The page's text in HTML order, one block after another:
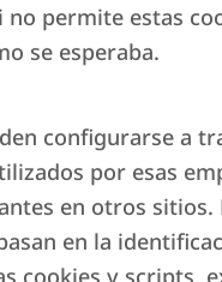
en un Property
ya realizan este
permite estas
se esperaba.
configurarse a
por esas
en otros
en la
cookies y scripts,